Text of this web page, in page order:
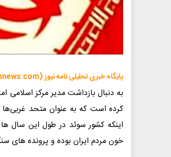
پایگاه خبری تحلیلی نامه نیوز (namehnews.com) :
به دنبال بازداشت مدیر مرکز
کرده است که به عنوان متحد
اینکه کشور سوئد در طول این سال
خون مردم ایران بوده و پرونده های